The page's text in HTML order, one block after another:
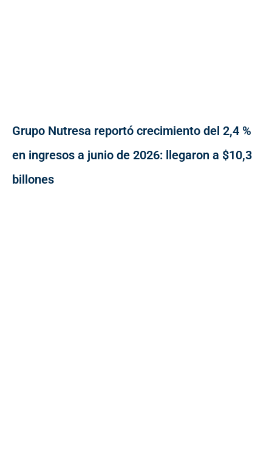
Grupo Nutresa reportó crecimiento del 2,4 %
en ingresos a junio de 2026: llegaron a $10,3
billones